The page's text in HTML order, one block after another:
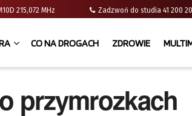
215,072 MHz Zadzwoń do studia 41
CO NA DROGACH ZDROWIE
przymrozkach